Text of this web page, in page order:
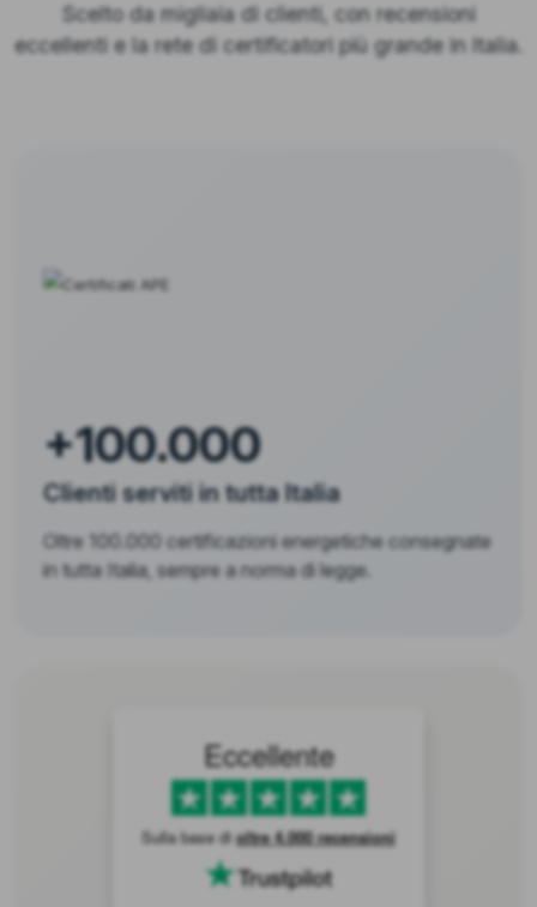
Scelto da migliaia di clienti, con recensioni
eccellenti e la rete di certificatori più grande in Italia.
+100.000
Clienti serviti in tutta Italia
Oltre 100.000 certificazioni energetiche consegnate
in tutta Italia, sempre a norma di legge.
Eccellente
Sulla base dioltre 4.000 recensioni